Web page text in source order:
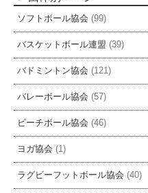
ソフトボール協会 (99)
バスケットボール連盟 (39)
バドミントン協会 (121)
バレーボール協会 (57)
ビーチボール協会 (46)
ヨガ協会 (1)
ラグビーフットボール協会 (40)